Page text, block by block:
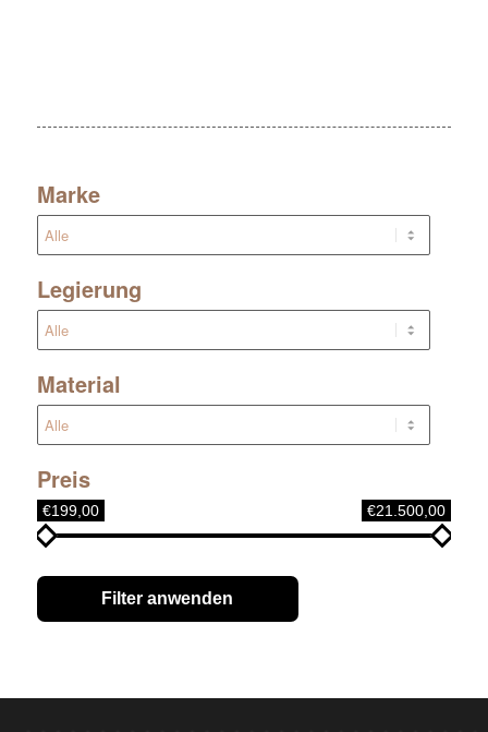
Marke
Legierung
Material
Preis
€199,00 €21.500,00
Filter anwenden